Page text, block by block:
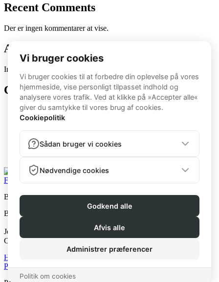
Recent Comments
Der er ingen kommentarer at vise.
Archives
Ingen arkiver at vise.
Categories
5BB
Bootcamp
BootcampM
Kvinde
Mand
Facebook
Beast Fitness v. Jens the Beast
Beast Fitness © 2026
Jens The Beast ApS
CVR: 40268081
Handelsbetingelser
Privatlivspolitik